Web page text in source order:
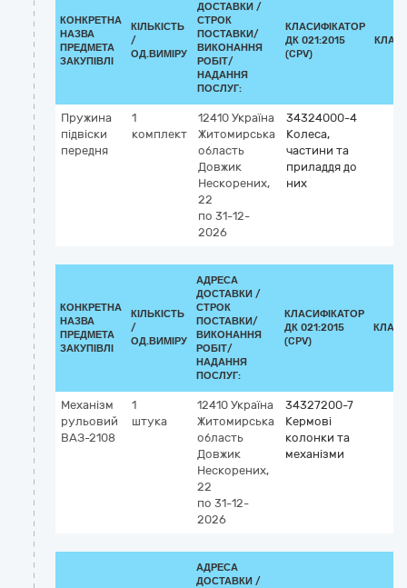
КОНКРЕТНА
НАЗВА
ПРЕДМЕТА
ЗАКУПІВЛІ
КІЛЬКІСТЬ
/
ОД.ВИМІРУ
ДОСТАВКИ /
СТРОК
ПОСТАВКИ/
ВИКОНАННЯ
РОБІТ/
НАДАННЯ
ПОСЛУГ:
КЛАСИФІКАТОР
ДК 021:2015
(CPV)
Пружина
підвіски
передня
1
комплект
12410 Україна
Житомирська
область
Довжик
Нескорених,
22
по 31-12-
2026
34324000-4
Колеса,
частини та
приладдя до
них
КОНКРЕТНА
НАЗВА
ПРЕДМЕТА
ЗАКУПІВЛІ
КІЛЬКІСТЬ
/
ОД.ВИМІРУ
АДРЕСА
ДОСТАВКИ /
СТРОК
ПОСТАВКИ/
ВИКОНАННЯ
РОБІТ/
НАДАННЯ
ПОСЛУГ:
КЛАСИФІКАТОР
ДК 021:2015
(CPV)
Механізм
рульовий
ВАЗ-2108
1
штука
12410 Україна
Житомирська
область
Довжик
Нескорених,
22
по 31-12-
2026
34327200-7
Кермові
колонки та
механізми
АДРЕСА
ДОСТАВКИ /